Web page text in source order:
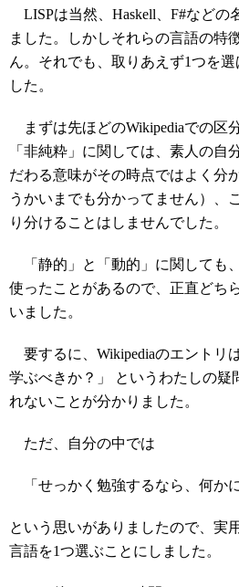
LISPは当然、Haskell、F#などの
ました。しかしそれらの言語の特
ん。それでも、取りあえず1つを
した。
まずは先ほどのWikipediaでの区
「非純粋」に関しては、素人の自
だわる意味がその時点ではよく分
うかいまでも分かってません）、
り分けることはしませんでした。
「静的」と「動的」に関しても
使ったことがあるので、正直どち
いました。
要するに、Wikipediaのエントリ
学ぶべきか？」 というわたしの疑
れないことが分かりました。
ただ、自分の中では
「せっかく勉強するなら、何か
という思いがありましたので、実
言語を1つ選ぶことにしました。